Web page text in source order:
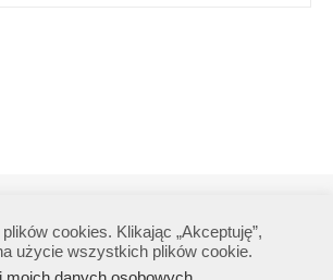
Polityka prywatności
cookies. Klikając „Akceptuję”,
użycie wszystkich plików cookie.